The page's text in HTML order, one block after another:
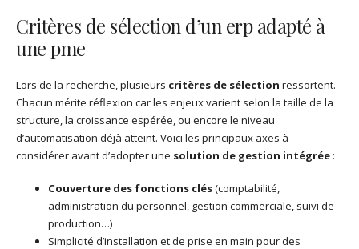
Critères de sélection d’un erp adapté à
une pme
Lors de la recherche, plusieurs critères de sélection ressortent.
Chacun mérite réflexion car les enjeux varient selon la taille de la
structure, la croissance espérée, ou encore le niveau
d’automatisation déjà atteint. Voici les principaux axes à
considérer avant d’adopter une solution de gestion intégrée :
Couverture des fonctions clés(comptabilité,
administration du personnel, gestion commerciale, suivi de
production…)
Simplicité d’installation et de prise en main pour des